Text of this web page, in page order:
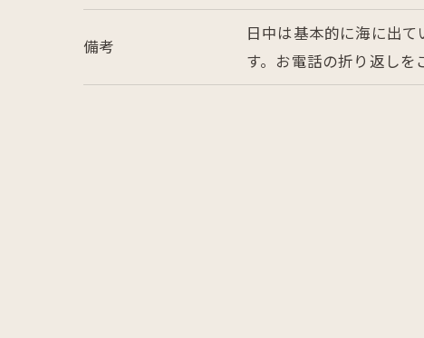
備考
日中は基本的に海に出
す。お電話の折り返しを